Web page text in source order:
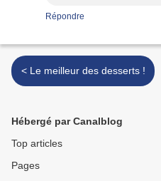
Répondre
< Le meilleur des desserts !
Hébergé par Canalblog
Top articles
Pages